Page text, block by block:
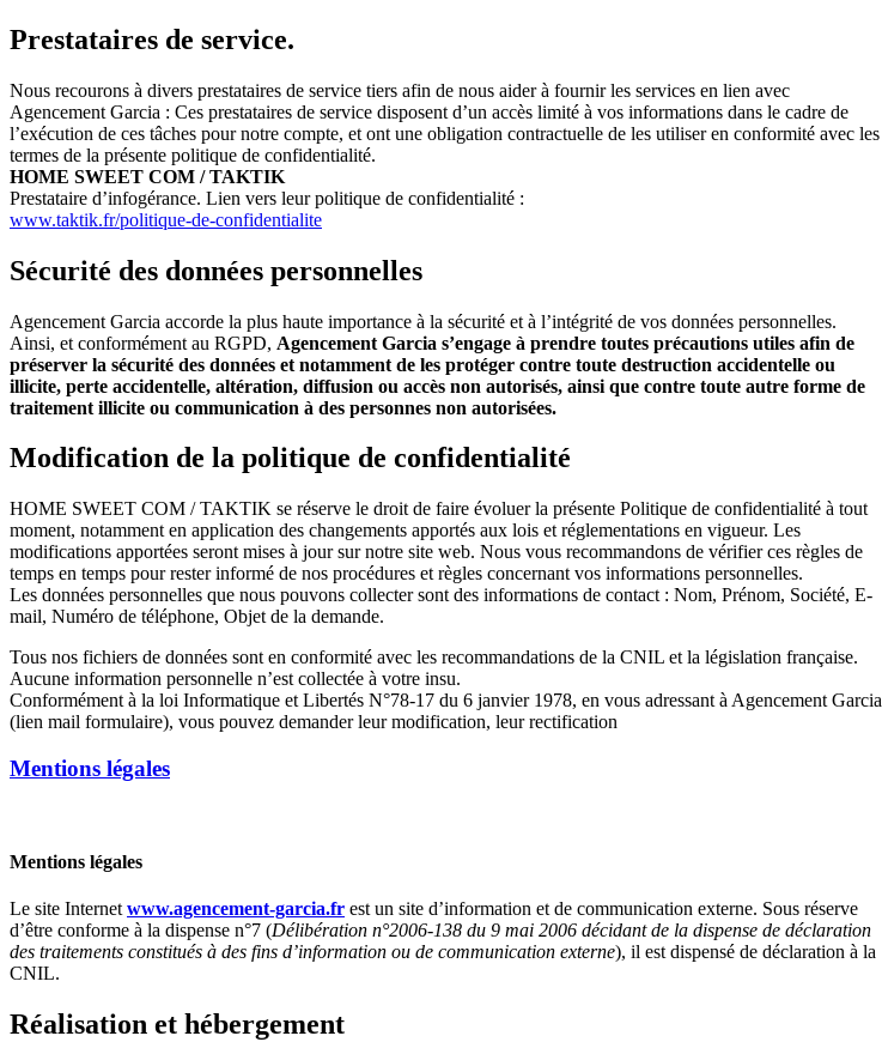
Prestataires de service.
Nous recourons à divers prestataires de service tiers afin de nous aider à fournir les services en lien avec
Agencement Garcia : Ces prestataires de service disposent d’un accès limité à vos informations dans le cadre de
l’exécution de ces tâches pour notre compte, et ont une obligation contractuelle de les utiliser en conformité avec les
termes de la présente politique de confidentialité.
HOME SWEET COM / TAKTIK
Prestataire d’infogérance. Lien vers leur politique de confidentialité :
www.taktik.fr/politique-de-confidentialite
Sécurité des données personnelles
Agencement Garcia accorde la plus haute importance à la sécurité et à l’intégrité de vos données personnelles.
Ainsi, et conformément au RGPD, Agencement Garcia s’engage à prendre toutes précautions utiles afin de
préserver la sécurité des données et notamment de les protéger contre toute destruction accidentelle ou
illicite, perte accidentelle, altération, diffusion ou accès non autorisés, ainsi que contre toute autre forme de
traitement illicite ou communication à des personnes non autorisées.
Modification de la politique de confidentialité
HOME SWEET COM / TAKTIK se réserve le droit de faire évoluer la présente Politique de confidentialité à tout
moment, notamment en application des changements apportés aux lois et réglementations en vigueur. Les
modifications apportées seront mises à jour sur notre site web. Nous vous recommandons de vérifier ces règles de
temps en temps pour rester informé de nos procédures et règles concernant vos informations personnelles.
Les données personnelles que nous pouvons collecter sont des informations de contact : Nom, Prénom, Société, E-
mail, Numéro de téléphone, Objet de la demande.
Tous nos fichiers de données sont en conformité avec les recommandations de la CNIL et la législation française.
Aucune information personnelle n’est collectée à votre insu.
Conformément à la loi Informatique et Libertés N°78-17 du 6 janvier 1978, en vous adressant à Agencement Garcia
(lien mail formulaire), vous pouvez demander leur modification, leur rectification
Mentions légales
Mentions légales
Le site Internet www.agencement-garcia.fr est un site d’information et de communication externe. Sous réserve
d’être conforme à la dispense n°7 (Délibération n°2006-138 du 9 mai 2006 décidant de la dispense de déclaration
des traitements constitués à des fins d’information ou de communication externe), il est dispensé de déclaration à la
CNIL.
Réalisation et hébergement